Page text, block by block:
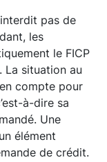
pas de
les
le FICP
La situation au
compte pour
à-dire sa
Une
élément
de crédit.